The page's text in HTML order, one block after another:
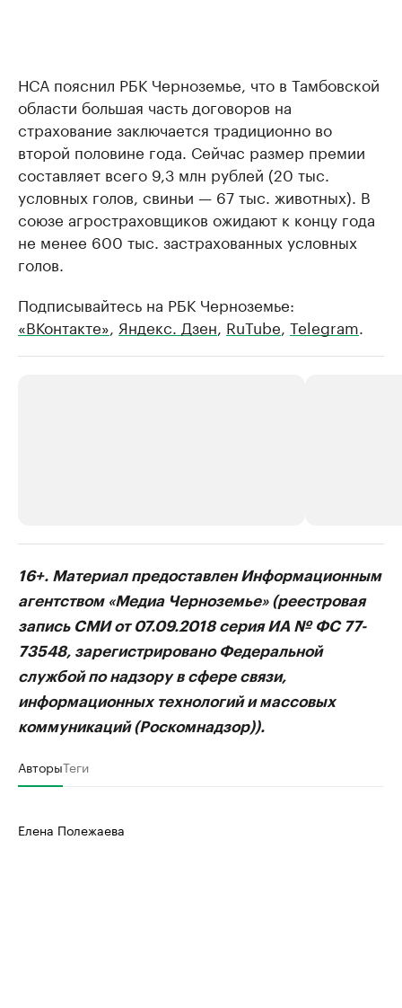
НСА пояснил РБК Черноземье, что в Тамбовской
области большая часть договоров на
страхование заключается традиционно во
второй половине года. Сейчас размер премии
составляет всего 9,3 млн рублей (20 тыс.
условных голов, свиньи — 67 тыс. животных). В
союзе агростраховщиков ожидают к концу года
не менее 600 тыс. застрахованных условных
голов.
Подписывайтесь на РБК Черноземье:
«ВКонтакте», Яндекс. Дзен, RuTube, Telegram.
Делитесь новостями бизнеса на РБК
Управляйте страницей компании и развивайте личные
бренды спикеров бизнеса
Крупнейшие
продавцы
16+. Материал предоставлен Информационным
агентством «Медиа Черноземье» (реестровая
запись СМИ от 07.09.2018 серия ИА № ФС 77-
73548, зарегистрировано Федеральной
службой по надзору в сфере связи,
информационных технологий и массовых
коммуникаций (Роскомнадзор)).
АвторыТеги
Елена Полежаева